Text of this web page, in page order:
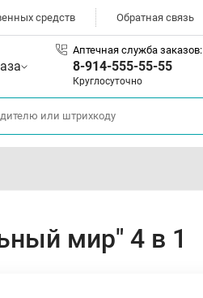
средств Обратная связь
Аптечная служба заказов:
8-914-555-55-55
Круглосуточно
мир" 4 в 1